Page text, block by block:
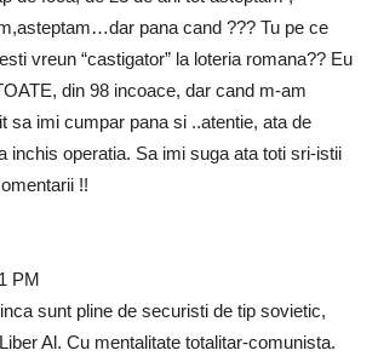
pana cand ??? Tu pe ce
vreun “castigator” la loteria romana?? Eu
din 98 incoace, dar cand m-am
sa imi cumpar pana si ..atentie, ata de
inchis operatia. Sa imi suga ata toti sri-istii
!!
PM
sunt pline de securisti de tip sovietic,
Al. Cu mentalitate totalitar-comunista.